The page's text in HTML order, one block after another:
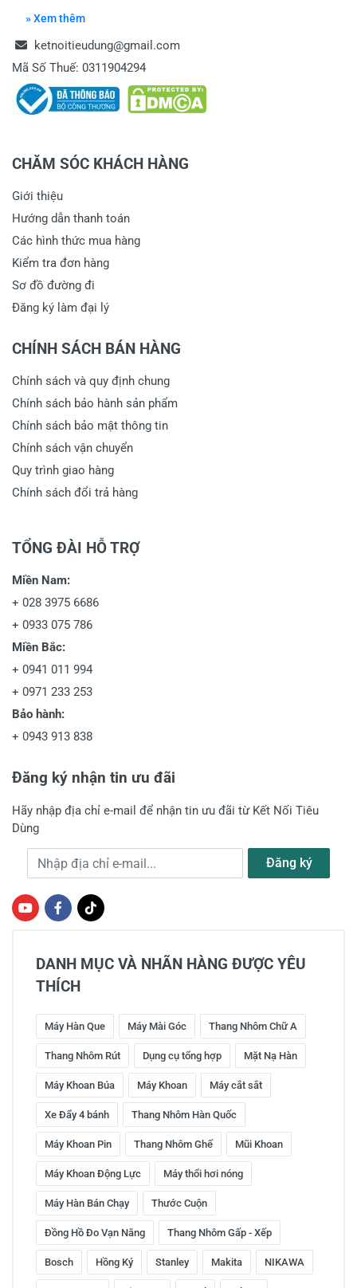
» Xem thêm
ketnoitieudung@gmail.com
Mã Số Thuế: 0311904294
CHĂM SÓC KHÁCH HÀNG
Giới thiệu
Hướng dẫn thanh toán
Các hình thức mua hàng
Kiểm tra đơn hàng
Sơ đồ đường đi
Đăng ký làm đại lý
CHÍNH SÁCH BÁN HÀNG
Chính sách và quy định chung
Chính sách bảo hành sản phẩm
Chính sách bảo mật thông tin
Chính sách vận chuyển
Quy trình giao hàng
Chính sách đổi trả hàng
TỔNG ĐÀI HỖ TRỢ
Miền Nam:
+ 028 3975 6686
+ 0933 075 786
Miền Bắc:
+ 0941 011 994
+ 0971 233 253
Bảo hành:
+ 0943 913 838
Đăng ký nhận tin ưu đãi
Hãy nhập địa chỉ e-mail để nhận tin ưu đãi từ Kết Nối Tiêu
Dùng
Địa chỉ e-mail Đăng ký
DANH MỤC VÀ NHÃN HÀNG ĐƯỢC YÊU
THÍCH
Máy Hàn Que Máy Mài Góc Thang Nhôm Chữ A
Thang Nhôm Rút Dụng cụ tổng hợp Mặt Nạ Hàn
Máy Khoan Búa Máy Khoan Máy cắt sắt
Xe Đẩy 4 bánh Thang Nhôm Hàn Quốc
Máy Khoan Pin Thang Nhôm Ghế Mũi Khoan
Máy Khoan Động Lực Máy thổi hơi nóng
Máy Hàn Bán Chạy Thước Cuộn
Đồng Hồ Đo Vạn Năng Thang Nhôm Gấp - Xếp
Bosch Hồng Ký Stanley Makita NIKAWA